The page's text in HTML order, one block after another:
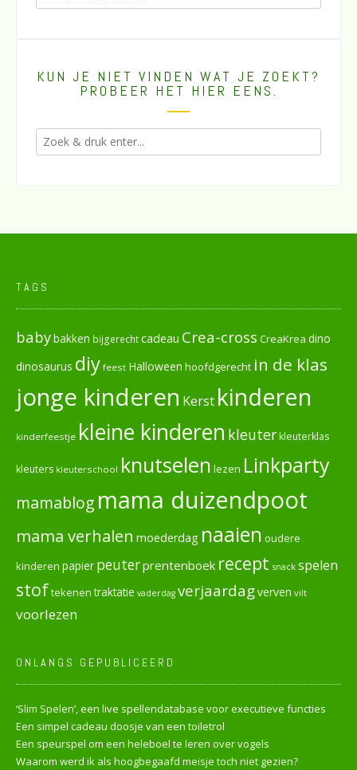
KUN JE NIET VINDEN WAT JE ZOEKT?
PROBEER HET HIER EENS.
TAGS
baby bakken bijgerechtcadeau Crea-cross CreaKrea dino
dinosaurus diy feest Halloween hoofdgerecht in de klas
jonge kinderen Kerst kinderen
kinderfeestje kleine kinderen kleuterkleuterklas
kleuters kleuterschool knutselen lezen Linkparty
mamablog mama duizendpoot
mama verhalen moederdag naaien oudere
kinderen papier peuterprentenboek recept snack spelen
stoftekenen traktatie vaderdag verjaardagverven vilt
voorlezen
ONLANGS GEPUBLICEERD
‘Slim Spelen’, een live spellendatabase voor executieve functies
Een simpel cadeau doosje van een toiletrol
Een speurspel om een heleboel te leren over vogels
Waarom werd ik als hoogbegaafd meisje toch niet gezien?